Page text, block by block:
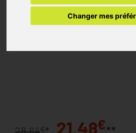
Changer mes
€ 21,48€